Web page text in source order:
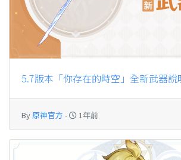
5.7版本「你存在的時空」全新武器說
By 原神官方 - 1年前